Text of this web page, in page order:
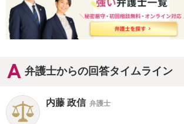
弁護士からの回答タイムライン
内藤 政信 弁護士